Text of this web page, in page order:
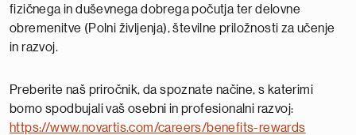
fizičnega in duševnega dobrega počutja ter delovne
obremenitve (Polni življenja), številne priložnosti za učenje
in razvoj.
Preberite naš priročnik, da spoznate načine, s katerimi
bomo spodbujali vaš osebni in profesionalni razvoj:
https://www.novartis.com/careers/benefits-rewards